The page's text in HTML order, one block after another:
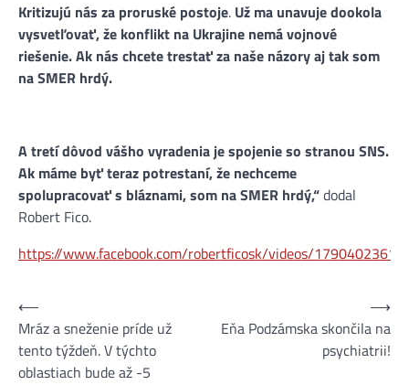
Kritizujú nás za proruské postoje. Už ma unavuje dookola
vysvetľovať, že konflikt na Ukrajine nemá vojnové
riešenie. Ak nás chcete trestať za naše názory aj tak som
na SMER hrdý.
A tretí dôvod vášho vyradenia je spojenie so stranou SNS.
Ak máme byť teraz potrestaní, že nechceme
spolupracovať s bláznami, som na SMER hrdý,“dodal
Robert Fico.
https://www.facebook.com/robertficosk/videos/
Navigácia
v
článku
⟵
Mráz a sneženie príde už
tento týždeň. V týchto
oblastiach bude až -5
Eňa Podzámska skončila na
psychiatrii!
⟶